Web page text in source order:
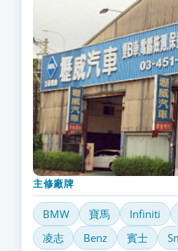
主修廠牌
BMW 寶馬 Infiniti
凌志
Benz 賓士